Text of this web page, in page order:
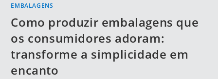
EMBALAGENS
Como produzir embalagens que
os consumidores adoram:
transforme a simplicidade em
encanto